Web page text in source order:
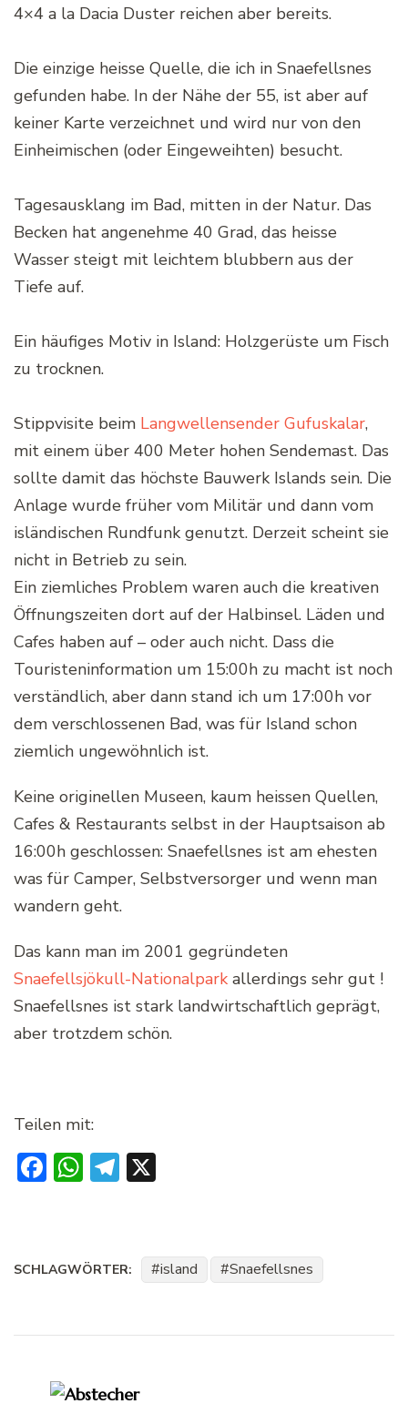
4×4 a la Dacia Duster reichen aber bereits.
Die einzige heisse Quelle, die ich in Snaefellsnes
gefunden habe. In der Nähe der 55, ist aber auf
keiner Karte verzeichnet und wird nur von den
Einheimischen (oder Eingeweihten) besucht.
Tagesausklang im Bad, mitten in der Natur. Das
Becken hat angenehme 40 Grad, das heisse
Wasser steigt mit leichtem blubbern aus der
Tiefe auf.
Ein häufiges Motiv in Island: Holzgerüste um Fisch
zu trocknen.
Stippvisite beim Langwellensender Gufuskalar,
mit einem über 400 Meter hohen Sendemast. Das
sollte damit das höchste Bauwerk Islands sein. Die
Anlage wurde früher vom Militär und dann vom
isländischen Rundfunk genutzt. Derzeit scheint sie
nicht in Betrieb zu sein.
Ein ziemliches Problem waren auch die kreativen
Öffnungszeiten dort auf der Halbinsel. Läden und
Cafes haben auf – oder auch nicht. Dass die
Touristeninformation um 15:00h zu macht ist noch
verständlich, aber dann stand ich um 17:00h vor
dem verschlossenen Bad, was für Island schon
ziemlich ungewöhnlich ist.
Keine originellen Museen, kaum heissen Quellen,
Cafes & Restaurants selbst in der Hauptsaison ab
16:00h geschlossen: Snaefellsnes ist am ehesten
was für Camper, Selbstversorger und wenn man
wandern geht.
Das kann man im 2001 gegründeten
Snaefellsjökull-Nationalpark allerdings sehr gut !
Snaefellsnes ist stark landwirtschaftlich geprägt,
aber trotzdem schön.
Teilen mit:
Facebook
WhatsApp
Telegram
SCHLAGWÖRTER: island Snaefellsnes